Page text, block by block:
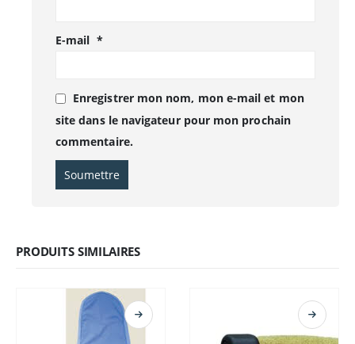
E-mail *
Enregistrer mon nom, mon e-mail et mon
site dans le navigateur pour mon prochain
commentaire.
PRODUITS SIMILAIRES